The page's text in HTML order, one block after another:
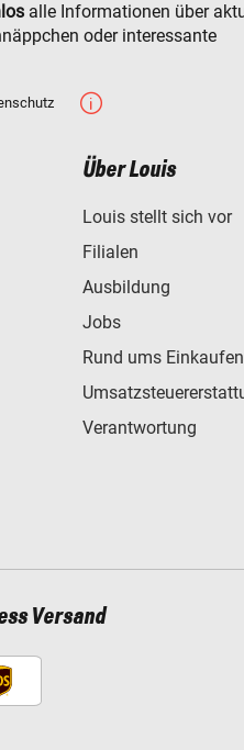
alle Informationen über
oder interessante
Über Louis
Louis stellt sich vor
Filialen
Ausbildung
Jobs
Rund ums Einkaufen
Verantwortung
Versand